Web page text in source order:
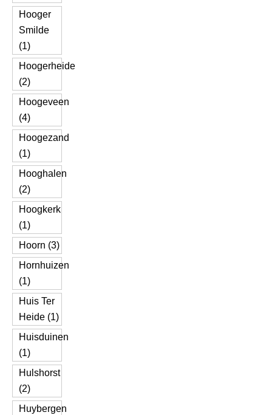
Hooger
Smilde
(1)
Hoogerheide
(2)
Hoogeveen
(4)
Hoogezand
(1)
Hooghalen
(2)
Hoogkerk
(1)
Hoorn (3)
Hornhuizen
(1)
Huis Ter
Heide (1)
Huisduinen
(1)
Hulshorst
(2)
Huybergen